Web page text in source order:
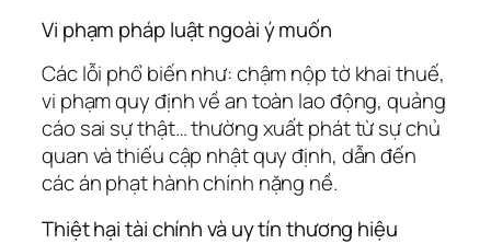
Vi phạm pháp luật ngoài ý muốn
Các lỗi phổ biến như: chậm nộp tờ khai thuế,
vi phạm quy định về an toàn lao động, quảng
cáo sai sự thật… thường xuất phát từ sự chủ
quan và thiếu cập nhật quy định, dẫn đến
các án phạt hành chính nặng nề.
Thiệt hại tài chính và uy tín thương hiệu